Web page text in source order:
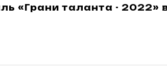
«Грани таланта - 2022»